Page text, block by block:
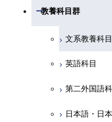
共通専門科目
共通専門科目
融合理工学系
初年次専門科
創造プロセス
共通専門科目
工学院，物
教養科目群
開閉
文系教養科目
英語科目
第二外国語
日本語・日